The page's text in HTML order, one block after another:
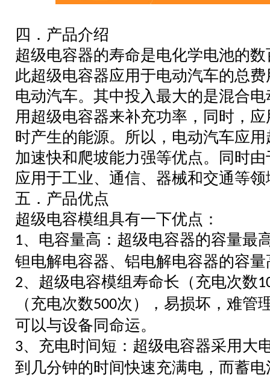
四．产品介绍
超级电容器的寿命是电化学电池的
此超级电容器应用于电动汽车的总
电动汽车。其中投入最大的是混合
用超级电容器来补充功率，同时，
时产生的能源。所以，电动汽车应
加速快和爬坡能力强等优点。同时
应用于工业、通信、器械和交通等领
五．产品优点
超级电容模组具有一下优点：
1、电容量高：超级电容器的容量最
钽电解电容器、铝电解电容器的容
2、超级电容模组寿命长（充电次数
（充电次数500次），易损坏，难管
可以与设备同命运。
3、充电时间短：超级电容器采用大
到几分钟的时间快速充满电，而蓄